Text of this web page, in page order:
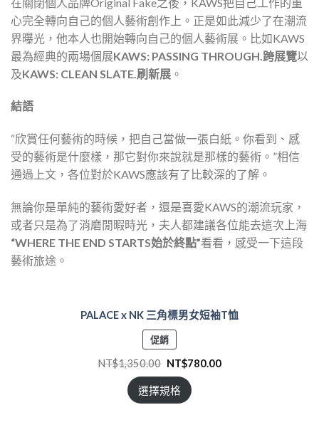
心完全轉向自己的個人藝術創作上。正是如此減少了在潮流
界曝光，他本人也開始轉向自己的個人藝術展。比如KAWS
最為經典的兩場個展KAWS: PASSING THROUGH.跨展覽以
及KAWS: CLEAN SLATE.刷新展 。
結語
“欣賞任何藝術的時候，把自己當做一張白紙。你看到、感
受的藝術是什麼樣，那它對你來說就是那樣的藝術。”相信
通過上文，各位對於KAWS應該有了比較深的了解。
無論你是單純的藝術愛好者，還是喜愛KAWS的潮流玩家，
或者只是為了消磨閒暇時光，夫人都建議各位能去這次上海
“WHERE THE END STARTS始於終點”看看，感受一下這段
藝術旅途。
PALACE x NK 三角標男女短袖T恤
促銷特
價
商
NT$1,350.00 NT$780.00
選擇規格